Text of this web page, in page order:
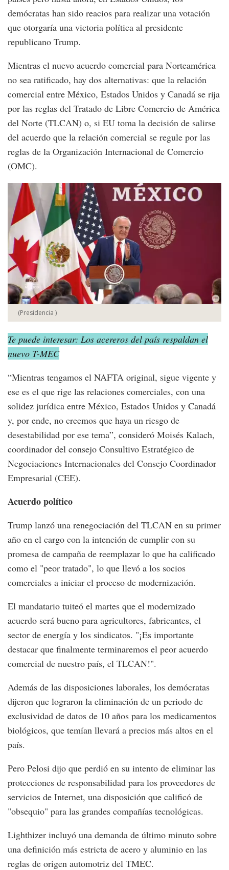
demócratas han sido reacios para realizar una votación
que otorgaría una victoria política al presidente
republicano Trump.
Mientras el nuevo acuerdo comercial para Norteamérica
no sea ratificado, hay dos alternativas: que la relación
comercial entre México, Estados Unidos y Canadá se rija
por las reglas del Tratado de Libre Comercio de América
del Norte (TLCAN) o, si EU toma la decisión de salirse
del acuerdo que la relación comercial se regule por las
reglas de la Organización Internacional de Comercio
(OMC).
(Presidencia )
Te puede interesar: Los acereros del país respaldan el
nuevo T-MEC
“Mientras tengamos el NAFTA original, sigue vigente y
ese es el que rige las relaciones comerciales, con una
solidez jurídica entre México, Estados Unidos y Canadá
y, por ende, no creemos que haya un riesgo de
desestabilidad por ese tema”, consideró Moisés Kalach,
coordinador del consejo Consultivo Estratégico de
Negociaciones Internacionales del Consejo Coordinador
Empresarial (CEE).
Acuerdo político
Trump lanzó una renegociación del TLCAN en su primer
año en el cargo con la intención de cumplir con su
promesa de campaña de reemplazar lo que ha calificado
como el "peor tratado", lo que llevó a los socios
comerciales a iniciar el proceso de modernización.
El mandatario tuiteó el martes que el modernizado
acuerdo será bueno para agricultores, fabricantes, el
sector de energía y los sindicatos. "¡Es importante
destacar que finalmente terminaremos el peor acuerdo
comercial de nuestro país, el TLCAN!".
Además de las disposiciones laborales, los demócratas
dijeron que lograron la eliminación de un periodo de
exclusividad de datos de 10 años para los medicamentos
biológicos, que temían llevará a precios más altos en el
país.
Pero Pelosi dijo que perdió en su intento de eliminar las
protecciones de responsabilidad para los proveedores de
servicios de Internet, una disposición que calificó de
"obsequio" para las grandes compañías tecnológicas.
Lighthizer incluyó una demanda de último minuto sobre
una definición más estricta de acero y aluminio en las
reglas de origen automotriz del TMEC.